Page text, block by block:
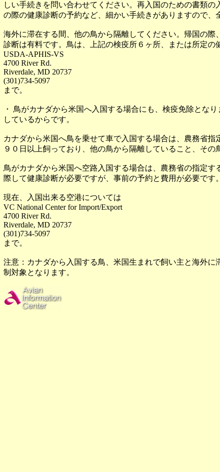
しい手続きを問い合わせてください。再入国のための書類
の際の健康診断の予約など、細かい手続きがありますので
海外に滞在する間、他の鳥から隔離してください。帰国の
診断は有料です。鳥は、上記の検疫所６ヶ所、または所定
USDA-APHIS-VS
4700 River Rd.
Riverdale, MD 20737
(301)734-5097
まで。
・ 鳥がカナダから米国へ入国する場合にも、検疫免除とな
しているからです。
カナダから米国へ鳥を乗せて車で入国する場合は、農務省
９０日以上飼っており、他の鳥から隔離していること、そ
鳥がカナダから米国へ空路入国する場合は、農務省の指定
際して健康診断が必要ですが、事前の予約と費用が必要です
現在、入国出来る空港については
VC National Center for Import/Export
4700 River Rd.
Riverdale, MD 20737
(301)734-5097
まで。
注意：カナダから入国する鳥、米国生まれで飼い主と海外
制対象となります。